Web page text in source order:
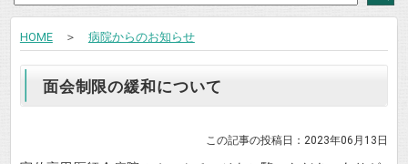
HOME＞ 病院からのお知らせ
面会制限の緩和について
この記事の投稿日：2023年06月13日